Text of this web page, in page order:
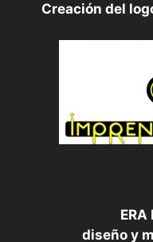
Creación del
diseño y